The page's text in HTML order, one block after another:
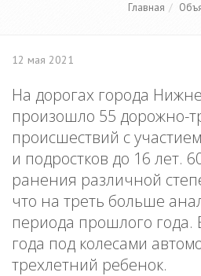
Главная
12 мая 2021
На дорогах города
произошло 55 дорожно-
происшествий с
и подростков до 16 лет.
ранения различной
что на треть больше
периода прошлого года.
года под колесами
трехлетний ребенок.